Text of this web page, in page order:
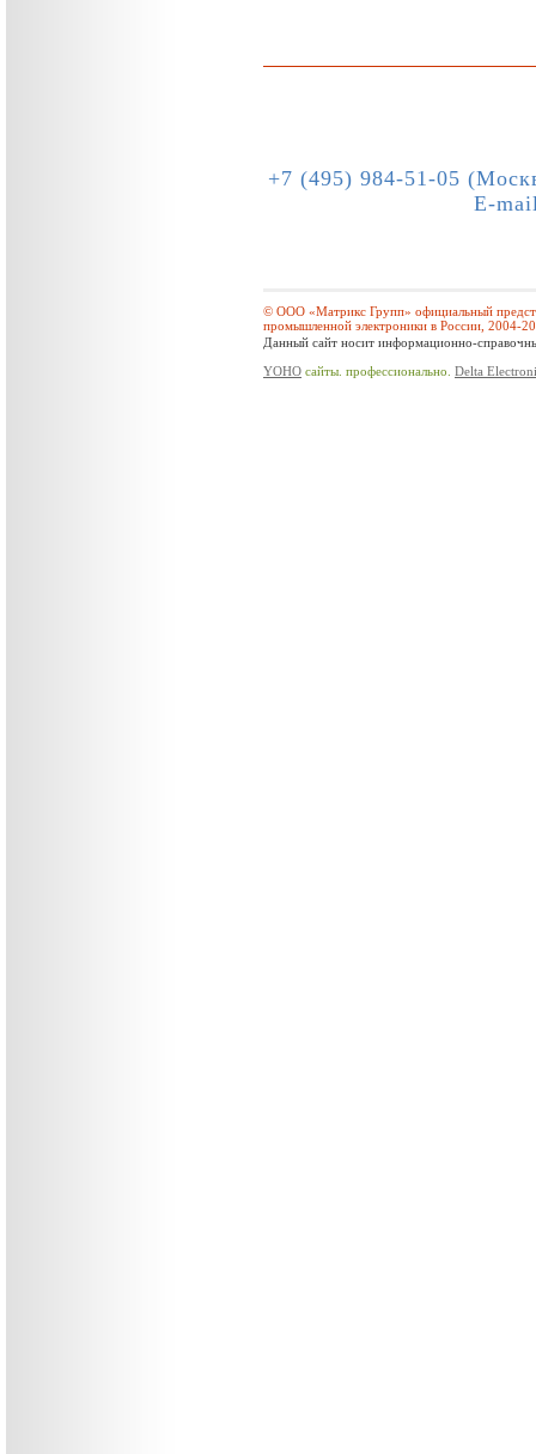
+7 (495) 984-51-05
E-
© ООО «Матрикс Групп» официальный
промышленной электроники в России, 2004-
Данный сайт носит информационно-
YOHO сайты. профессионально. Delta